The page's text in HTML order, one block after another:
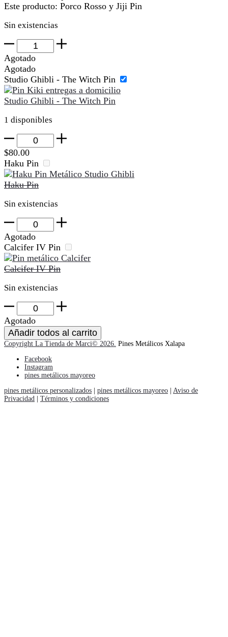
Este producto: Porco Rosso y Jiji Pin
Sin existencias
Porco
Rosso
y
Jiji
Pin
cantidad
Agotado
Agotado
Studio Ghibli - The Witch Pin
Studio Ghibli - The Witch Pin
1 disponibles
Studio
Ghibli
-
The
Witch
Pin
cantidad
$80.00
Haku Pin
Haku Pin
Sin existencias
Haku
Pin
cantidad
Agotado
Calcifer IV Pin
Calcifer IV Pin
Sin existencias
Calcifer
IV
Pin
cantidad
Agotado
Añadir todos al carrito
Copyright La Tienda de Marci© 2026. Pines Metálicos Xalapa
Facebook
Instagram
pines metálicos mayoreo
pines metálicos personalizados
pines metálicos mayoreo
Aviso de
Privacidad
Términos y condiciones